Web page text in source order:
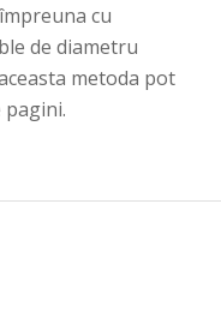
cu
de diametru
metoda pot
pagini.